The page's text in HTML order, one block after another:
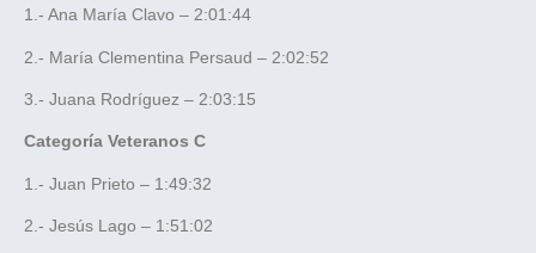
1.- Ana María Clavo – 2:01:44
2.- María Clementina Persaud – 2:02:52
3.- Juana Rodríguez – 2:03:15
Categoría Veteranos C
1.- Juan Prieto – 1:49:32
2.- Jesús Lago – 1:51:02